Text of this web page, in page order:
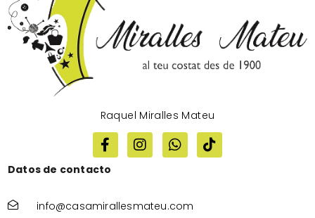
Raquel Miralles Mateu
Datos de contacto
info@casamirallesmateu.com